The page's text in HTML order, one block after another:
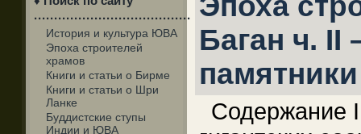
·······································
История и культура ЮВА
Эпоха строителей
храмов
Книги и статьи о Бирме
Книги и статьи о Шри
Ланке
Буддистские ступы
Индии и ЮВА
Баган ч. II
памятники
Содержание